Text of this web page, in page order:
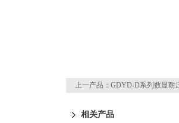
上一产品： GDYD-D系列数显耐
相关产品